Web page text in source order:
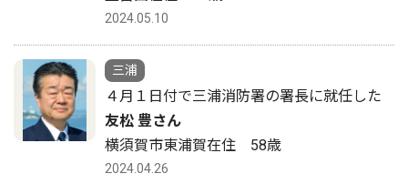
2024.05.10
三浦
４月１日付で三浦消防署の署長に就任した
友松 豊さん
横須賀市東浦賀在住 58歳
2024.04.26